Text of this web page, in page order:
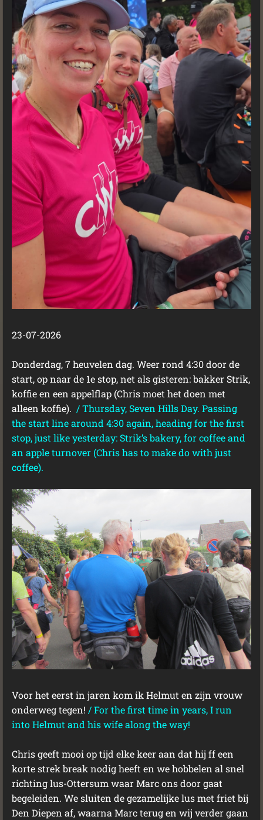
23-07-2026
Donderdag, 7 heuvelen dag. Weer rond 4:30 door de
start, op naar de 1e stop, net als gisteren: bakker Strik,
koffie en een appelflap (Chris moet het doen met
alleen koffie). /Thursday, Seven Hills Day. Passing
the start line around 4:30 again, heading for the first
stop, just like yesterday: Strik’s bakery, for coffee and
an apple turnover (Chris has to make do with just
coffee).
Voor het eerst in jaren kom ik Helmut en zijn vrouw
onderweg tegen! /For the first time in years, I run
into Helmut and his wife along the way!
Chris geeft mooi op tijd elke keer aan dat hij ff een
korte strek break nodig heeft en we hobbelen al snel
richting lus-Ottersum waar Marc ons door gaat
begeleiden. We sluiten de gezamelijke lus met friet bij
Den Diepen af, waarna Marc terug en wij verder gaan